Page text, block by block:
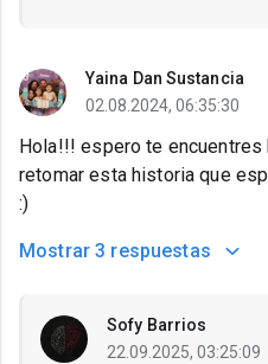
Yaina Dan Sustancia
02.08.2024, 06:35:30
Hola!!! espero te encuentres
retomar esta historia que
:)
Mostrar 3 respuestas
Sofy Barrios
22.09.2025, 03:25:09